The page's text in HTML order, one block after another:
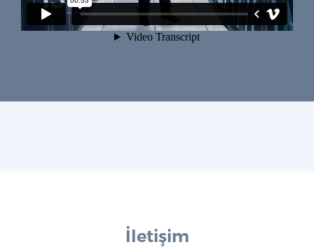
İletişim